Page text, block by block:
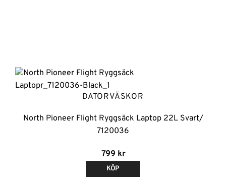
DATORVÄSKOR
North Pioneer Flight Ryggsäck Laptop 22L Svart/
7120036
799 kr
KÖP